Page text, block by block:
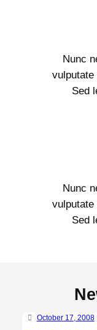
Nunc
vulputate
Sed
Nunc
vulputate
Sed
October 17, 2008